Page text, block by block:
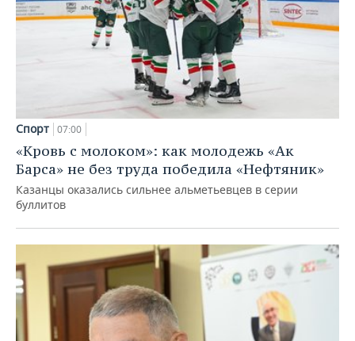
Спорт 07:00
«Кровь с молоком»: как молодежь «Ак
Барса» не без труда победила «Нефтяник»
Казанцы оказались сильнее альметьевцев в серии
буллитов